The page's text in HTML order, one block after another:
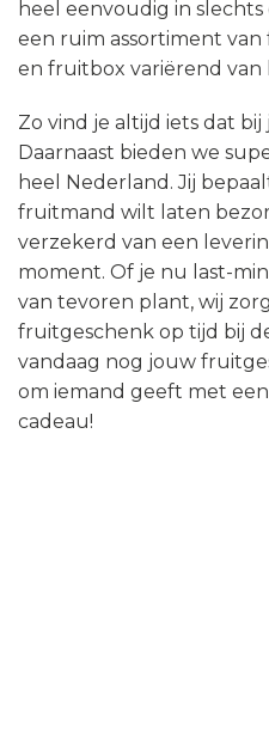
heel eenvoudig in
een ruim assortiment
en fruitbox variërend van
Zo vind je altijd iets dat
Daarnaast bieden we
heel Nederland. Jij
fruitmand wilt laten
verzekerd van een
moment. Of je nu last-
van tevoren plant, wij
fruitgeschenk op tijd bij
vandaag nog jouw
om iemand geeft met
cadeau!